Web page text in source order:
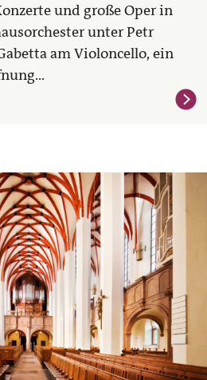
und große Oper in
unter Petr
am Violoncello, ein